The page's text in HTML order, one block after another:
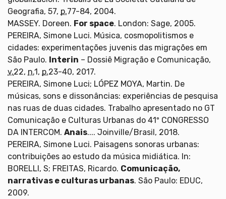
Geografia, 57, p.77-84, 2004.
MASSEY. Doreen. For space. London: Sage, 2005.
PEREIRA, Simone Luci. Música, cosmopolitismos e
cidades: experimentações juvenis das migrações em
São Paulo. Interin – Dossiê Migração e Comunicação,
v.22, n.1, p.23-40, 2017.
PEREIRA, Simone Luci; LÓPEZ MOYA, Martin. De
músicas, sons e dissonâncias: experiências de pesquisa
nas ruas de duas cidades. Trabalho apresentado no GT
Comunicação e Culturas Urbanas do 41º CONGRESSO
DA INTERCOM. Anais.... Joinville/Brasil, 2018.
PEREIRA, Simone Luci. Paisagens sonoras urbanas:
contribuições ao estudo da música midiática. In:
BORELLI, S; FREITAS, Ricardo. Comunicação,
narrativas e culturas urbanas. São Paulo: EDUC,
2009.